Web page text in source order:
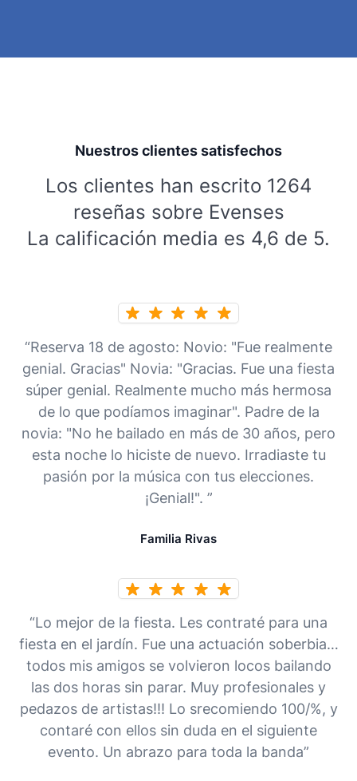
Nuestros clientes satisfechos
Los clientes han escrito 1264
reseñas sobre Evenses
La calificación media es 4,6 de 5.
“Reserva 18 de agosto: Novio: "Fue realmente
genial. Gracias" Novia: "Gracias. Fue una fiesta
súper genial. Realmente mucho más hermosa
de lo que podíamos imaginar". Padre de la
novia: "No he bailado en más de 30 años, pero
esta noche lo hiciste de nuevo. Irradiaste tu
pasión por la música con tus elecciones.
¡Genial!". ”
Familia Rivas
“Lo mejor de la fiesta. Les contraté para una
fiesta en el jardín. Fue una actuación soberbia…
todos mis amigos se volvieron locos bailando
las dos horas sin parar. Muy profesionales y
pedazos de artistas!!! Lo srecomiendo 100/%, y
contaré con ellos sin duda en el siguiente
evento. Un abrazo para toda la banda”